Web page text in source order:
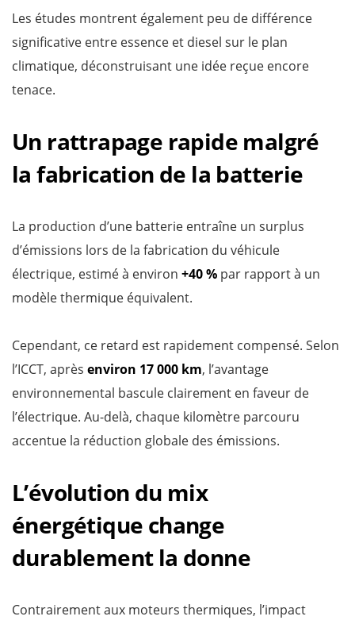
Les études montrent également peu de différence
significative entre essence et diesel sur le plan
climatique, déconstruisant une idée reçue encore
tenace.
Un rattrapage rapide malgré
la fabrication de la batterie
La production d’une batterie entraîne un surplus
d’émissions lors de la fabrication du véhicule
électrique, estimé à environ +40 % par rapport à un
modèle thermique équivalent.
Cependant, ce retard est rapidement compensé. Selon
l’ICCT, après environ 17 000 km, l’avantage
environnemental bascule clairement en faveur de
l’électrique. Au-delà, chaque kilomètre parcouru
accentue la réduction globale des émissions.
L’évolution du mix
énergétique change
durablement la donne
Contrairement aux moteurs thermiques, l’impact